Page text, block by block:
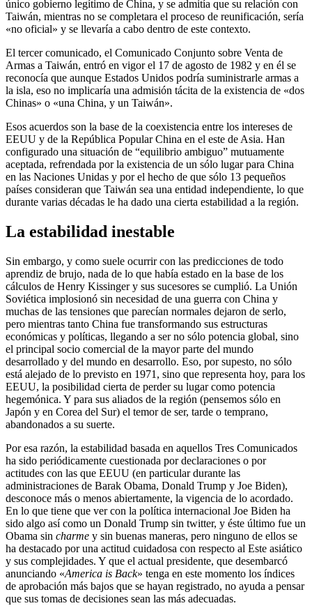
único gobierno legítimo de China, y se admitía que su relación con
Taiwán, mientras no se completara el proceso de reunificación, sería
«no oficial» y se llevaría a cabo dentro de este contexto.
El tercer comunicado, el Comunicado Conjunto sobre Venta de
Armas a Taiwán, entró en vigor el 17 de agosto de 1982 y en él se
reconocía que aunque Estados Unidos podría suministrarle armas a
la isla, eso no implicaría una admisión tácita de la existencia de «dos
Chinas» o «una China, y un Taiwán».
Esos acuerdos son la base de la coexistencia entre los intereses de
EEUU y de la República Popular China en el este de Asia. Han
configurado una situación de “equilibrio ambiguo” mutuamente
aceptada, refrendada por la existencia de un sólo lugar para China
en las Naciones Unidas y por el hecho de que sólo 13 pequeños
países consideran que Taiwán sea una entidad independiente, lo que
durante varias décadas le ha dado una cierta estabilidad a la región.
La estabilidad inestable
Sin embargo, y como suele ocurrir con las predicciones de todo
aprendiz de brujo, nada de lo que había estado en la base de los
cálculos de Henry Kissinger y sus sucesores se cumplió. La Unión
Soviética implosionó sin necesidad de una guerra con China y
muchas de las tensiones que parecían normales dejaron de serlo,
pero mientras tanto China fue transformando sus estructuras
económicas y políticas, llegando a ser no sólo potencia global, sino
el principal socio comercial de la mayor parte del mundo
desarrollado y del mundo en desarrollo. Eso, por supesto, no sólo
está alejado de lo previsto en 1971, sino que representa hoy, para los
EEUU, la posibilidad cierta de perder su lugar como potencia
hegemónica. Y para sus aliados de la región (pensemos sólo en
Japón y en Corea del Sur) el temor de ser, tarde o temprano,
abandonados a su suerte.
Por esa razón, la estabilidad basada en aquellos Tres Comunicados
ha sido periódicamente cuestionada por declaraciones o por
actitudes con las que EEUU (en particular durante las
administraciones de Barak Obama, Donald Trump y Joe Biden),
desconoce más o menos abiertamente, la vigencia de lo acordado.
En lo que tiene que ver con la política internacional Joe Biden ha
sido algo así como un Donald Trump sin twitter, y éste último fue un
Obama sin charme y sin buenas maneras, pero ninguno de ellos se
ha destacado por una actitud cuidadosa con respecto al Este asiático
y sus complejidades. Y que el actual presidente, que desembarcó
anunciando «America is Back» tenga en este momento los índices
de aprobación más bajos que se hayan registrado, no ayuda a pensar
que sus tomas de decisiones sean las más adecuadas.